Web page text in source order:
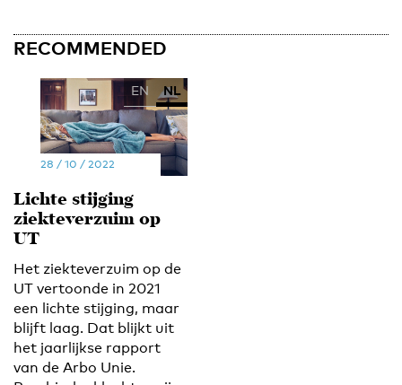
RECOMMENDED
EN NL
28 / 10 / 2022
Lichte stijging
ziekteverzuim op
UT
Het ziekteverzuim op de
UT vertoonde in 2021
een lichte stijging, maar
blijft laag. Dat blijkt uit
het jaarlijkse rapport
van de Arbo Unie.